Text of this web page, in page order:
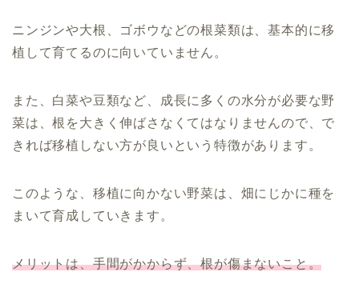
ニンジンや大根、ゴボウなどの根菜類は、基本的に移
植して育てるのに向いていません。
また、白菜や豆類など、成長に多くの水分が必要な野
菜は、根を大きく伸ばさなくてはなりませんので、で
きれば移植しない方が良いという特徴があります。
このような、移植に向かない野菜は、畑にじかに種を
まいて育成していきます。
メリットは、手間がかからず、根が傷まないこと。